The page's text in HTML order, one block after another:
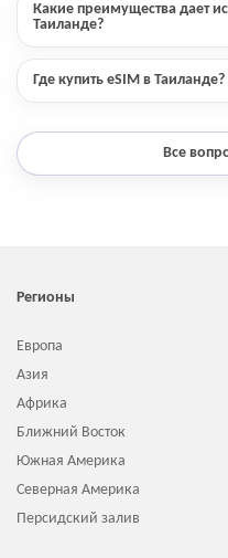
Какие преимущества дает
Таиланде?
Где купить eSIM в Таиланде?
Все
Регионы
Европа
Азия
Африка
Ближний Восток
Южная Америка
Северная Америка
Персидский залив